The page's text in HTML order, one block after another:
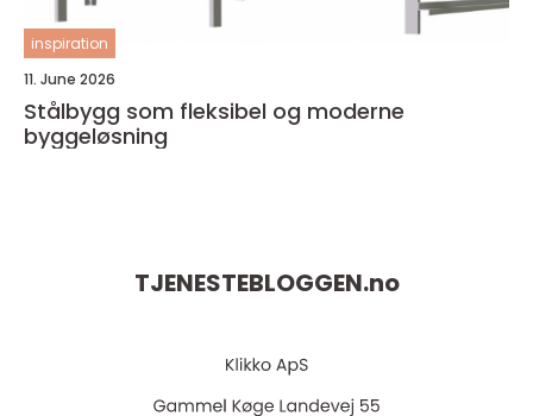
inspiration
11. June 2026
Stålbygg som fleksibel og moderne
byggeløsning
TJENESTEBLOGGEN.no